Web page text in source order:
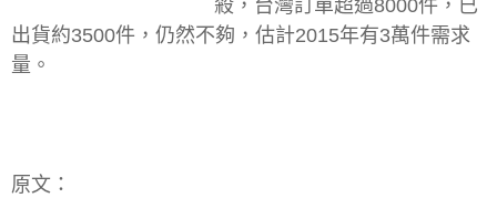
殺，台灣訂單超過8000件，已
出貨約3500件，仍然不夠，估計2015年有3萬件需求
量。
原文：